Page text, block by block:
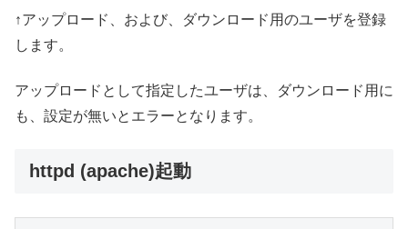
↑アップロード、および、ダウンロード用のユーザを登録
します。
アップロードとして指定したユーザは、ダウンロード用に
も、設定が無いとエラーとなります。
httpd (apache)起動